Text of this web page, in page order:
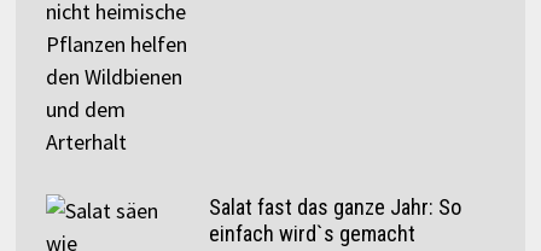
Salat fast das ganze Jahr: So
einfach wird`s gemacht